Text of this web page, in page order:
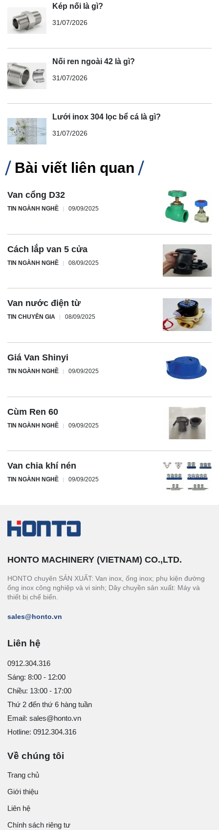
Kép nối là gì?
31/07/2026
Nối ren ngoài 42 là gì?
31/07/2026
Lưới inox 304 lọc bể cá là gì?
31/07/2026
Bài viết liên quan
Van cổng D32
TIN NGÀNH NGHỀ 09/09/2025
Cách lắp van 5 cửa
TIN NGÀNH NGHỀ 08/09/2025
Van nước điện từ
TIN CHUYÊN GIA 08/09/2025
Giá Van Shinyi
TIN NGÀNH NGHỀ 09/09/2025
Cùm Ren 60
TIN NGÀNH NGHỀ 09/09/2025
Van chia khí nén
TIN NGÀNH NGHỀ 09/09/2025
HONTO MACHINERY (VIETNAM) CO.,LTD.
HONTO chuyên SẢN XUẤT: Van inox, ống inox; phụ kiện đường
ống inox công nghiệp và vi sinh; Dây chuyền sản xuất: Máy và
thiết bị chế biến.
sales@honto.vn
Liên hệ
0912.304.316
Sáng: 8:00 - 12:00
Chiều: 13:00 - 17:00
Thứ 2 đến thứ 6 hàng tuần
Email: sales@honto.vn
Hotline: 0912.304.316
Về chúng tôi
Trang chủ
Giới thiệu
Liên hệ
Chính sách riêng tư